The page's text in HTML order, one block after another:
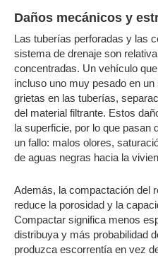
Daños mecánicos y
Las tuberías perforadas y las
sistema de drenaje son
concentradas. Un vehículo
incluso uno muy pesado en
grietas en las tuberías,
del material filtrante. Estos
la superficie, por lo que pasan
un fallo: malos olores,
de aguas negras hacia la
Además, la compactación del
reduce la porosidad y la
Compactar significa menos
distribuya y más probabilidad
produzca escorrentía en vez